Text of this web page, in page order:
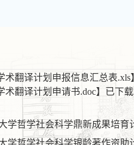
术翻译计划申报信息汇总表.xls
术翻译计划申请书.doc】已下载
学哲学社会科学鼎新成果培
学哲学社会科学银龄著作资助